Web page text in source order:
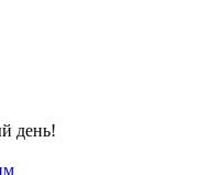
день!